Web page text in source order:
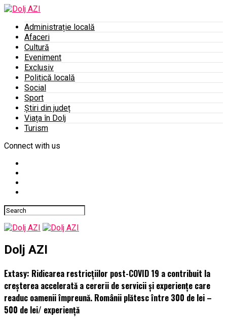
Administrație locală
Afaceri
Cultură
Eveniment
Exclusiv
Politică locală
Social
Sport
Știri din județ
Viața în Dolj
Turism
Connect with us
Dolj AZI
Extasy: Ridicarea restricțiilor post-COVID 19 a contribuit la
creșterea accelerată a cererii de servicii și experiențe care
readuc oamenii împreună. Românii plătesc între 300 de lei –
500 de lei/ experiență